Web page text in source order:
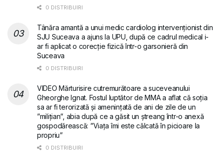
0 DISTRIBUIRI
Tânăra amantă a unui medic cardiolog intervenționist din
SJU Suceava a ajuns la UPU, după ce cadrul medical i-
ar fi aplicat o corecție fizică într-o garsonieră din
Suceava
0 DISTRIBUIRI
VIDEO Mărturisire cutremurătoare a suceveanului
Gheorghe Ignat. Fostul luptător de MMA a aflat că soția
sa ar fi terorizată și amenințată de ani de zile de un
”milițian”, abia după ce a găsit un ștreang într-o anexă
gospodărească: ”Viața îmi este călcată în picioare la
propriu”
0 DISTRIBUIRI